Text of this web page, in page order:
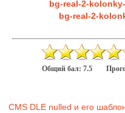
bg-real-2-
bg-real-2-
Общий бал: 7.5
CMS DLE nulled и его